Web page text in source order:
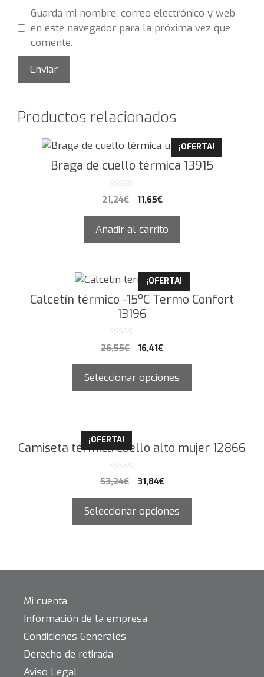
Guarda mi nombre, correo electrónico y web
en este navegador para la próxima vez que
comente.
Productos relacionados
¡OFERTA!
Braga de cuello térmica 13915
0
d
21,24€ 11,65€
Añadir al carrito
¡OFERTA!
Calcetín térmico -15ºC Termo Confort
13196
0
d
26,55€ 16,41€
Seleccionar opciones
¡OFERTA!
Camiseta térmica cuello alto mujer 12866
0
d
53,24€ 31,84€
Seleccionar opciones
Mi cuenta
Información de la empresa
Condiciones Generales
Derecho de retirada
Aviso Legal